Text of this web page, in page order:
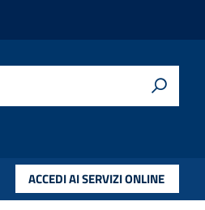
ACCEDI AI SERVIZI ONLINE